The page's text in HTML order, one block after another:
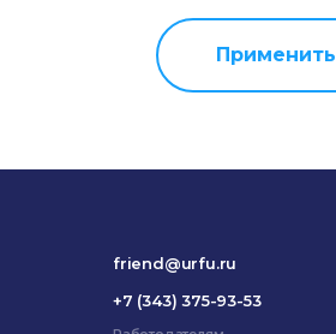
Применить
friend@urfu.ru
+7 (343) 375-93-53